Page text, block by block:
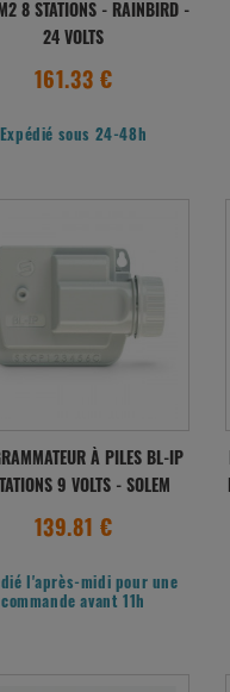
8 STATIONS - RAINBIRD -
24 VOLTS
161.33 €
Expédié sous 24-48h
À PILES BL-IP
9 VOLTS - SOLEM
139.81 €
l'après-midi pour une
commande avant 11h